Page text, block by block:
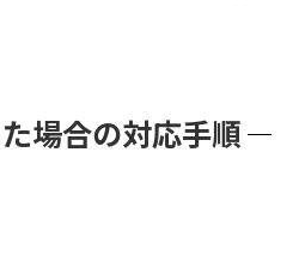
場合の対応手順